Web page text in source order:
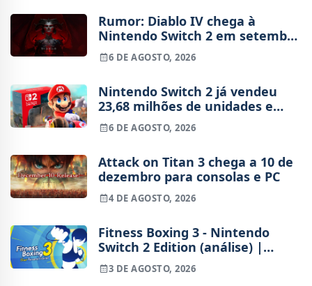
Rumor: Diablo IV chega à
Nintendo Switch 2 em setembro
e vai custar o preço de um jogo
novo
6 DE AGOSTO, 2026
Nintendo Switch 2 já vendeu
23,68 milhões de unidades e
está 4 milhões à frente da
Switch original no mesmo
6 DE AGOSTO, 2026
Attack on Titan 3 chega a 10 de
dezembro para consolas e PC
4 DE AGOSTO, 2026
Fitness Boxing 3 - Nintendo
Switch 2 Edition (análise) |
Treinos refinados, mas ainda
fora de ritmo
3 DE AGOSTO, 2026